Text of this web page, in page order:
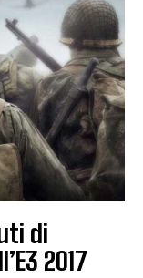
di
2017